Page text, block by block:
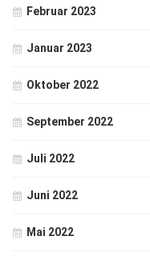
Februar 2023
Januar 2023
Oktober 2022
September 2022
Juli 2022
Juni 2022
Mai 2022